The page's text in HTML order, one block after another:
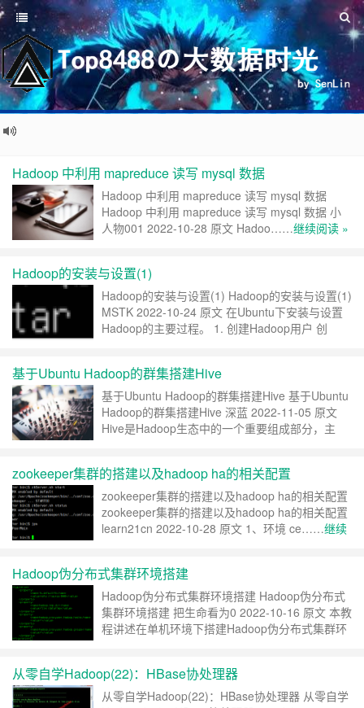
Hadoop 中利用 mapreduce 读写 mysql 数据
Hadoop 中利用 mapreduce 读写 mysql 数据
Hadoop 中利用 mapreduce 读写 mysql 数据 小
人物001 2022-10-28 原文 Hadoo……继续阅读 »
Hadoop的安装与设置(1)
Hadoop的安装与设置(1) Hadoop的安装与设置(1)
MSTK 2022-10-24 原文 在Ubuntu下安装与设置
Hadoop的主要过程。 1. 创建Hadoop用户 创
基于Ubuntu Hadoop的群集搭建Hive
基于Ubuntu Hadoop的群集搭建Hive 基于Ubuntu
Hadoop的群集搭建Hive 深蓝 2022-11-05 原文
Hive是Hadoop生态中的一个重要组成部分，主
zookeeper集群的搭建以及hadoop ha的相关配置
zookeeper集群的搭建以及hadoop ha的相关配置
zookeeper集群的搭建以及hadoop ha的相关配置
learn21cn 2022-10-28 原文 1、环境 ce……继续
Hadoop伪分布式集群环境搭建
Hadoop伪分布式集群环境搭建 Hadoop伪分布式
集群环境搭建 把生命看为0 2022-10-16 原文 本教
程讲述在单机环境下搭建Hadoop伪分布式集群环
从零自学Hadoop(22)：HBase协处理器
从零自学Hadoop(22)：HBase协处理器 从零自学